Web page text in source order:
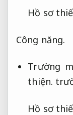
Hồ sơ
Công năng.
Trường
thiện.
Hồ sơ